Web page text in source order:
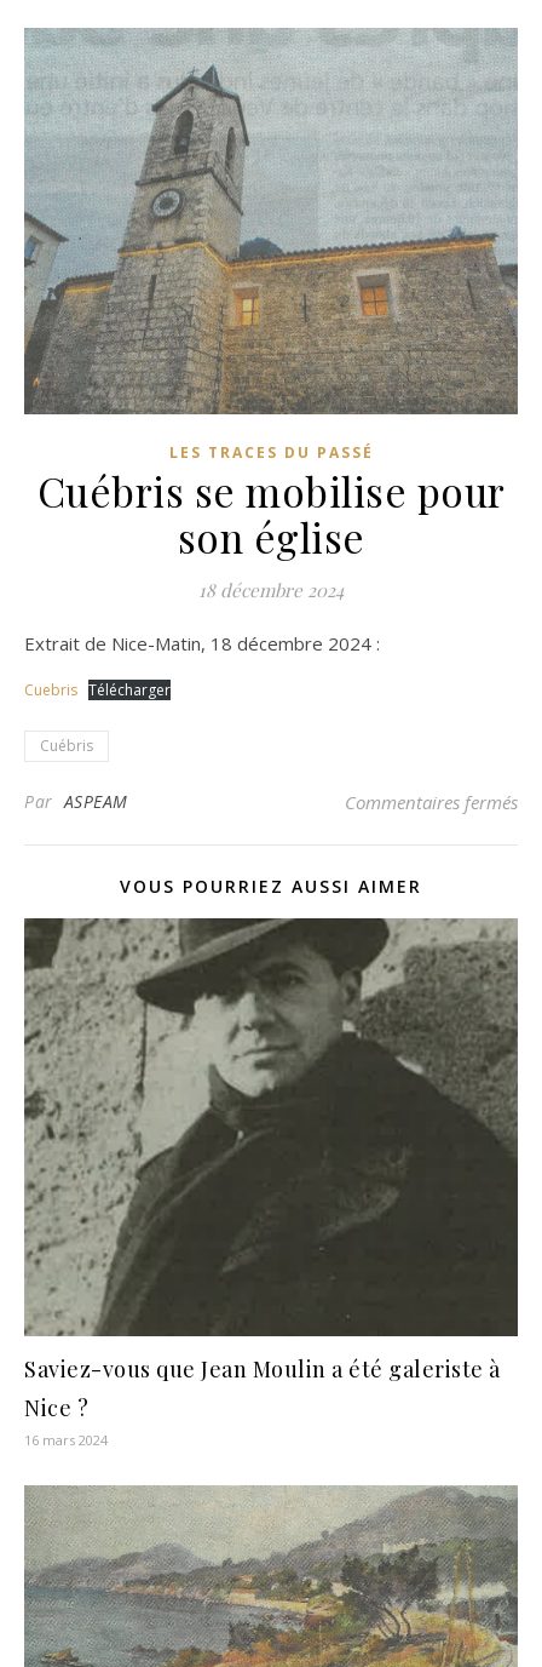
LES TRACES DU PASSÉ
Cuébris se mobilise pour
son église
18 décembre 2024
Extrait de Nice-Matin, 18 décembre 2024 :
Cuebris Télécharger
Cuébris
ParASPEAM Commentaires fermés
VOUS POURRIEZ AUSSI AIMER
Saviez-vous que Jean Moulin a été galeriste à
Nice ?
16 mars 2024